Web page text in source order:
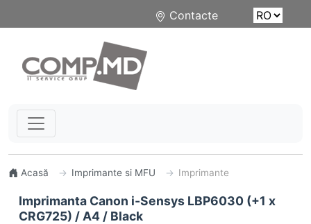
Contacte
Acasă Imprimante si MFU Imprimante
Imprimanta Canon i-Sensys LBP6030 (+1 x
CRG725) / A4 / Black